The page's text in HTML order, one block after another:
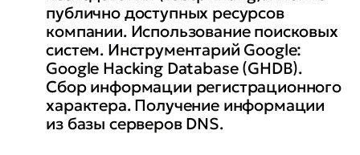
публично доступных ресурсов
компании. Использование поисковых
систем. Инструментарий Google:
Google Hacking Database (GHDB).
Сбор информации регистрационного
характера. Получение информации
из базы серверов DNS.